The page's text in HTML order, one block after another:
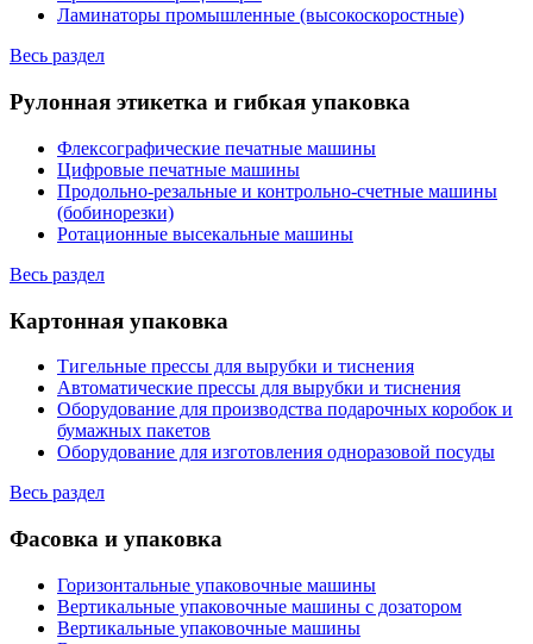
Ламинаторы промышленные (высокоскоростные)
Весь раздел
Рулонная этикетка и гибкая упаковка
Флексографические печатные машины
Цифровые печатные машины
Продольно-резальные и контрольно-счетные машины
(бобинорезки)
Ротационные высекальные машины
Весь раздел
Картонная упаковка
Тигельные прессы для вырубки и тиснения
Автоматические прессы для вырубки и тиснения
Оборудование для производства подарочных коробок и
бумажных пакетов
Оборудование для изготовления одноразовой посуды
Весь раздел
Фасовка и упаковка
Горизонтальные упаковочные машины
Вертикальные упаковочные машины с дозатором
Вертикальные упаковочные машины